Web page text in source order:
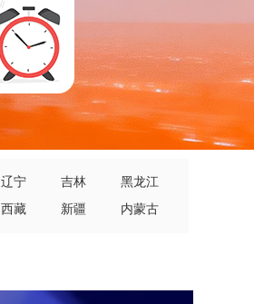
辽宁 吉林
黑龙江
西藏 新疆 内蒙古